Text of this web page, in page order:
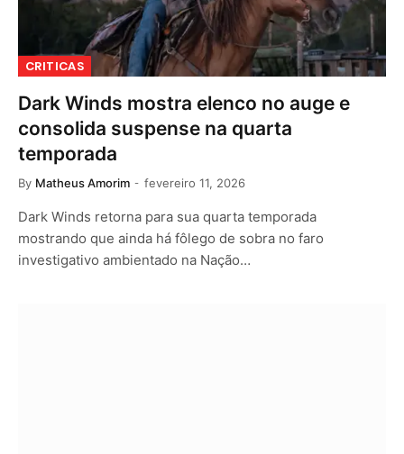
CRITICAS
Dark Winds mostra elenco no auge e
consolida suspense na quarta
temporada
By Matheus Amorim fevereiro 11, 2026
Dark Winds retorna para sua quarta temporada
mostrando que ainda há fôlego de sobra no faro
investigativo ambientado na Nação…